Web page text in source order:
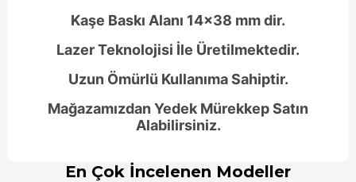
Kaşe Baskı Alanı 14x38 mm dir.
Lazer Teknolojisi İle Üretilmektedir.
Uzun Ömürlü Kullanıma Sahiptir.
Mağazamızdan Yedek Mürekkep Satın
Alabilirsiniz.
En Çok İncelenen Modeller